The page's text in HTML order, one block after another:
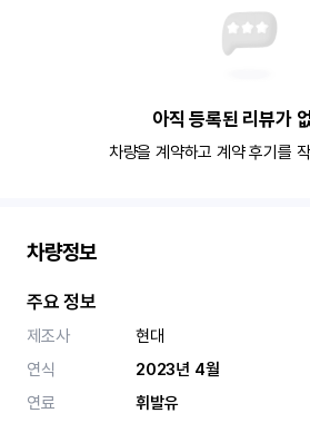
아직 등록된 리뷰가
차량을 계약하고 계약 후기를
차량정보
주요 정보
제조사
현대
연식
2023년 4월
연료
휘발유